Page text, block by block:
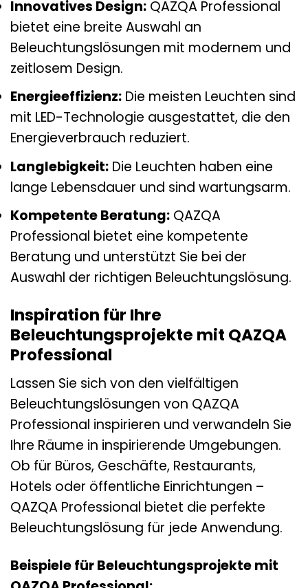
Innovatives Design: QAZQA Professional
bietet eine breite Auswahl an
Beleuchtungslösungen mit modernem und
zeitlosem Design.
Energieeffizienz: Die meisten Leuchten sind
mit LED-Technologie ausgestattet, die den
Energieverbrauch reduziert.
Langlebigkeit: Die Leuchten haben eine
lange Lebensdauer und sind wartungsarm.
Kompetente Beratung: QAZQA
Professional bietet eine kompetente
Beratung und unterstützt Sie bei der
Auswahl der richtigen Beleuchtungslösung.
Inspiration für Ihre
Beleuchtungsprojekte mit QAZQA
Professional
Lassen Sie sich von den vielfältigen
Beleuchtungslösungen von QAZQA
Professional inspirieren und verwandeln Sie
Ihre Räume in inspirierende Umgebungen.
Ob für Büros, Geschäfte, Restaurants,
Hotels oder öffentliche Einrichtungen –
QAZQA Professional bietet die perfekte
Beleuchtungslösung für jede Anwendung.
Beispiele für Beleuchtungsprojekte mit